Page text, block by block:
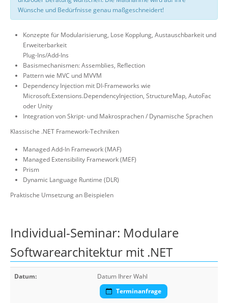
Wünsche und Bedürfnisse genau maßgeschneidert!
Konzepte für Modularisierung, Lose Kopplung, Austauschbarkeit und
Erweiterbarkeit
Plug-Ins/Add-Ins
Basismechanismen: Assemblies, Reflection
Pattern wie MVC und MVVM
Dependency Injection mit DI-Frameworks wie
Microsoft.Extensions.DependencyInjection, StructureMap, AutoFac
oder Unity
Integration von Skript- und Makrosprachen / Dynamische Sprachen
Klassische .NET Framework-Techniken
Managed Add-In Framework (MAF)
Managed Extensibility Framework (MEF)
Prism
Dynamic Language Runtime (DLR)
Praktische Umsetzung an Beispielen
Individual-Seminar: Modulare
Softwarearchitektur mit .NET
Datum:
Datum Ihrer Wahl
Terminanfrage